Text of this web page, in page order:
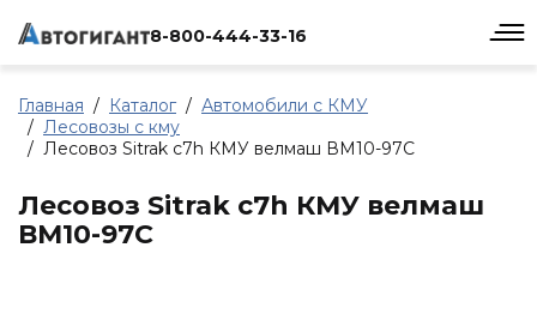
8-800-444-33-16
Главная Каталог
Автомобили с КМУ
Лесовозы с кму
Лесовоз Sitrak c7h КМУ велмаш ВМ10-97С
Лесовоз Sitrak c7h КМУ велмаш
ВМ10-97С